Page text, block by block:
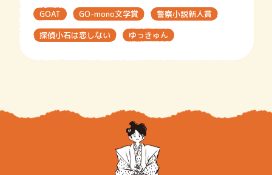
GOAT GO-mono文学賞
警察小説新人賞
探偵小石は恋しない
ゆっきゅん